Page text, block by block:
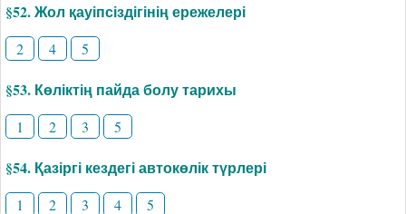
§52. Жол қауіпсіздігінің ережелері
2 4 5
§53. Көліктің пайда болу тарихы
1 2 3 5
§54. Қазіргі кездегі автокөлік түрлері
1 2 3 4 5